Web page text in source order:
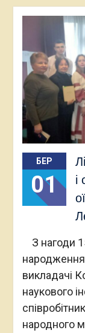
БЕР
01
і
З нагоди
народження
викладачі
наукового
народного